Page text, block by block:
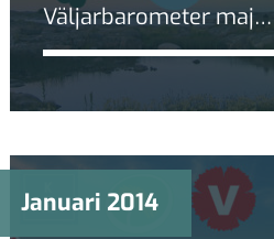
Väljarbarometer maj
2014: Blockskillnaden
minskar
Januari 2014